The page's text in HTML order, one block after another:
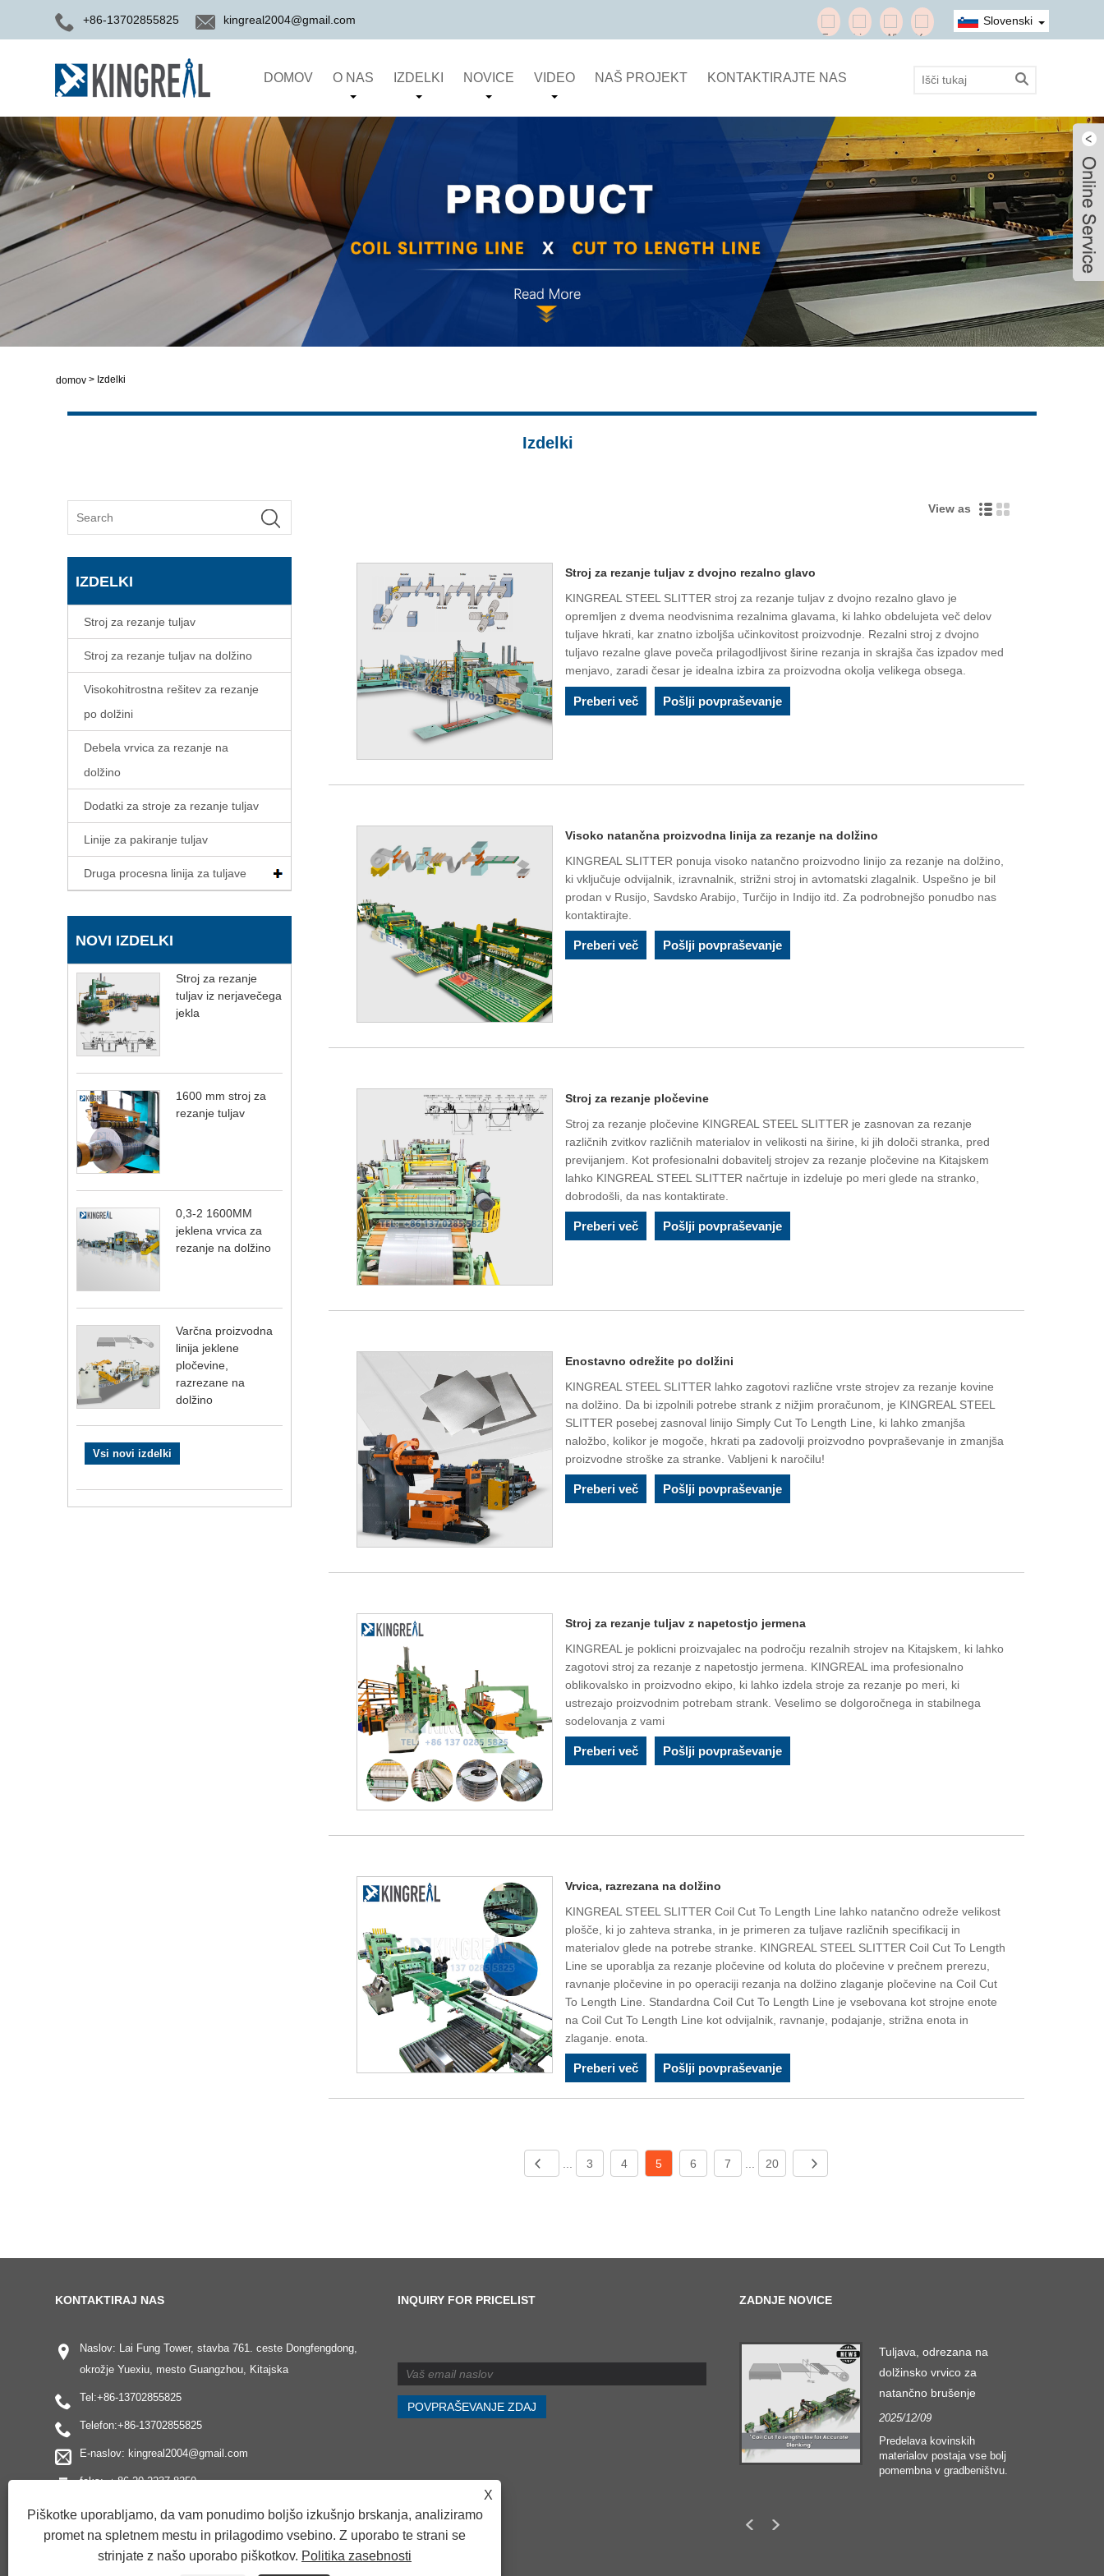
+86-13702855825 kingreal2004@gmail.com Slovenski
DOMOV O NAS IZDELKI NOVICE VIDEO NAŠ PROJEKT KONTAKTIRAJTE NAS
domov > Izdelki
Izdelki
IZDELKI
Stroj za rezanje tuljav
Stroj za rezanje tuljav na dolžino
Visokohitrostna rešitev za rezanje
po dolžini
Debela vrvica za rezanje na
dolžino
Dodatki za stroje za rezanje tuljav
Linije za pakiranje tuljav
Druga procesna linija za tuljave
NOVI IZDELKI
Stroj za rezanje
tuljav iz nerjavečega
jekla
1600 mm stroj za
rezanje tuljav
0,3-2 1600MM
jeklena vrvica za
rezanje na dolžino
Varčna proizvodna
linija jeklene
pločevine,
razrezane na
dolžino
Vsi novi izdelki
View as
Stroj za rezanje tuljav z dvojno rezalno glavo
KINGREAL STEEL SLITTER stroj za rezanje tuljav z dvojno rezalno glavo je
opremljen z dvema neodvisnima rezalnima glavama, ki lahko obdelujeta več delov
tuljave hkrati, kar znatno izboljša učinkovitost proizvodnje. Rezalni stroj z dvojno
tuljavo rezalne glave poveča prilagodljivost širine rezanja in skrajša čas izpadov med
menjavo, zaradi česar je idealna izbira za proizvodna okolja velikega obsega.
Preberi več Pošlji povpraševanje
Visoko natančna proizvodna linija za rezanje na dolžino
KINGREAL SLITTER ponuja visoko natančno proizvodno linijo za rezanje na dolžino,
ki vključuje odvijalnik, izravnalnik, strižni stroj in avtomatski zlagalnik. Uspešno je bil
prodan v Rusijo, Savdsko Arabijo, Turčijo in Indijo itd. Za podrobnejšo ponudbo nas
kontaktirajte.
Preberi več Pošlji povpraševanje
Stroj za rezanje pločevine
Stroj za rezanje pločevine KINGREAL STEEL SLITTER je zasnovan za rezanje
različnih zvitkov različnih materialov in velikosti na širine, ki jih določi stranka, pred
previjanjem. Kot profesionalni dobavitelj strojev za rezanje pločevine na Kitajskem
lahko KINGREAL STEEL SLITTER načrtuje in izdeluje po meri glede na stranko,
dobrodošli, da nas kontaktirate.
Preberi več Pošlji povpraševanje
Enostavno odrežite po dolžini
KINGREAL STEEL SLITTER lahko zagotovi različne vrste strojev za rezanje kovine
na dolžino. Da bi izpolnili potrebe strank z nižjim proračunom, je KINGREAL STEEL
SLITTER posebej zasnoval linijo Simply Cut To Length Line, ki lahko zmanjša
naložbo, kolikor je mogoče, hkrati pa zadovolji proizvodno povpraševanje in zmanjša
proizvodne stroške za stranke. Vabljeni k naročilu!
Preberi več Pošlji povpraševanje
Stroj za rezanje tuljav z napetostjo jermena
KINGREAL je poklicni proizvajalec na področju rezalnih strojev na Kitajskem, ki lahko
zagotovi stroj za rezanje z napetostjo jermena. KINGREAL ima profesionalno
oblikovalsko in proizvodno ekipo, ki lahko izdela stroje za rezanje po meri, ki
ustrezajo proizvodnim potrebam strank. Veselimo se dolgoročnega in stabilnega
sodelovanja z vami
Preberi več Pošlji povpraševanje
Vrvica, razrezana na dolžino
KINGREAL STEEL SLITTER Coil Cut To Length Line lahko natančno odreže velikost
plošče, ki jo zahteva stranka, in je primeren za tuljave različnih specifikacij in
materialov glede na potrebe stranke. KINGREAL STEEL SLITTER Coil Cut To Length
Line se uporablja za rezanje pločevine od koluta do pločevine v prečnem prerezu,
ravnanje pločevine in po operaciji rezanja na dolžino zlaganje pločevine na Coil Cut
To Length Line. Standardna Coil Cut To Length Line je vsebovana kot strojne enote
na Coil Cut To Length Line kot odvijalnik, ravnanje, podajanje, strižna enota in
zlaganje. enota.
Preberi več Pošlji povpraševanje
3 4 5 6 7 20
KONTAKTIRAJ NAS
Naslov: Lai Fung Tower, stavba 761. ceste Dongfengdong,
okrožje Yuexiu, mesto Guangzhou, Kitajska
Tel:+86-13702855825
Telefon:+86-13702855825
E-naslov: kingreal2004@gmail.com
faks: ＋86-20-2237 8259
INQUIRY FOR PRICELIST ZADNJE NOVICE
Tuljava, odrezana na
dolžinsko vrvico za
natančno brušenje
2025/12/09
Predelava kovinskih
materialov postaja vse bolj
pomembna v gradbeništvu.
X
Piškotke uporabljamo, da vam ponudimo boljšo izkušnjo brskanja, analiziramo
promet na spletnem mestu in prilagodimo vsebino. Z uporabo te strani se
strinjate z našo uporabo piškotkov. Politika zasebnosti